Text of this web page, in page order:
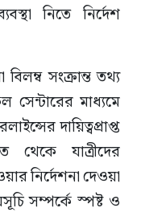
নিতে নির্দেশ
বিলম্ব সংক্রান্ত তথ্য
মাধ্যমে
দায়িত্বপ্রাপ্ত
থেকে যাত্রীদের
নির্দেশনা দেওয়া
সম্পর্কে স্পষ্ট ও